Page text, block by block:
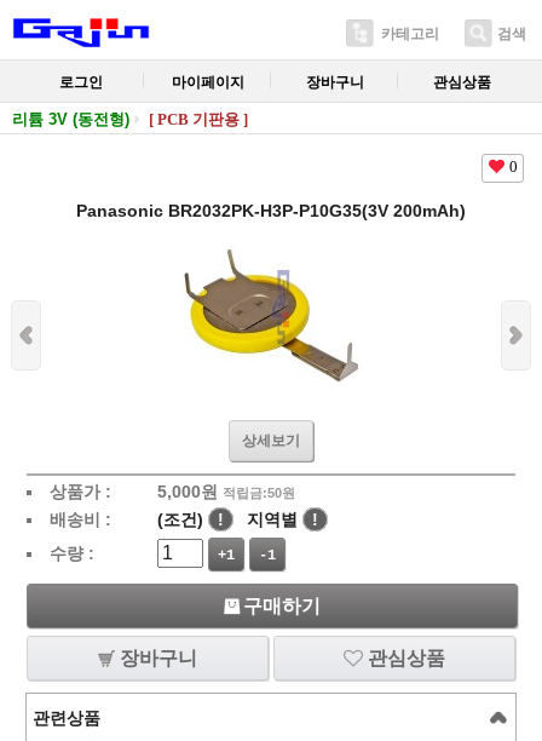
카테고리 검색
로그인 마이페이지 장바구니 관심상품
리튬 3V (동전형) [ PCB 기판용 ]
0
Panasonic BR2032PK-H3P-P10G35(3V 200mAh)
상세보기
상품가 : 5,000원 적립금:50원
배송비 : (조건) ! 지역별
!
수량 :
+1 -1
구매하기
장바구니 관심상품
관련상품